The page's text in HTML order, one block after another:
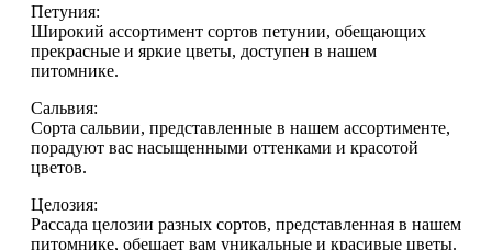
Петуния:
Широкий ассортимент сортов петунии, обещающих
прекрасные и яркие цветы, доступен в нашем
питомнике.
Сальвия:
Сорта сальвии, представленные в нашем ассортименте,
порадуют вас насыщенными оттенками и красотой
цветов.
Целозия:
Рассада целозии разных сортов, представленная в нашем
питомнике, обещает вам уникальные и красивые цветы.